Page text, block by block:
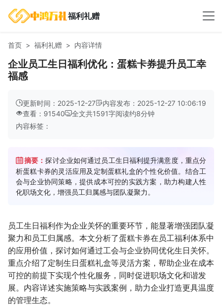
福利礼赠
首页 福利礼赠 内容详情
企业员工生日福利优化：蛋糕卡券提升员工幸
福感
更新时间：2025-12-27
内容发布：2025-12-27 10:06:19
查看：91540
全文共1591字阅读约8分钟
内容标签：
摘要：探讨企业如何通过员工生日福利提升满意度，重点分
析蛋糕卡券的灵活应用及定制蛋糕礼盒的个性化价值。结合工
会与企业协同策略，提供成本可控的实践方案，助力构建人性
化职场文化，增强员工归属感与团队凝聚力。
员工生日福利作为企业关怀的重要环节，能显著增强团队凝
聚力和员工归属感。本文分析了蛋糕卡券在员工福利体系中
的应用价值，探讨如何通过工会与企业协同优化生日关怀。
重点介绍了定制生日蛋糕礼盒等灵活方案，帮助企业在成本
可控的前提下实现个性化服务，同时促进职场文化和谐发
展。内容详述实施策略与实践案例，助力企业打造更具温度
的管理生态。